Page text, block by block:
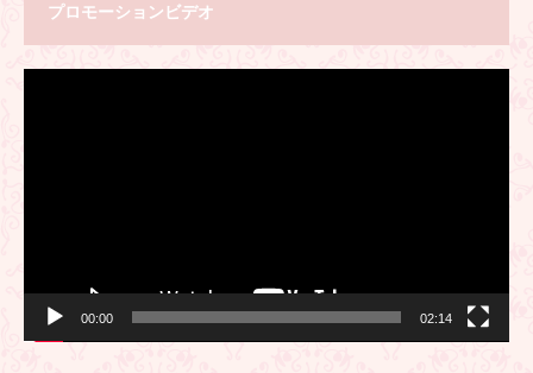
プロモーションビデオ
動
00:00 02:14